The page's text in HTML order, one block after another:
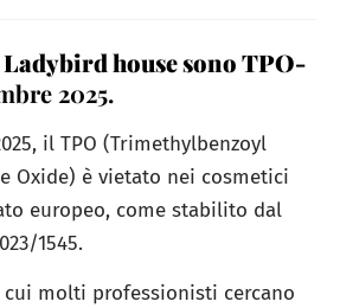
house sono TPO-
2025.
il TPO (Trimethylbenzoyl
Oxide) è vietato nei cosmetici
europeo, come stabilito dal
1545.
molti professionisti cercano